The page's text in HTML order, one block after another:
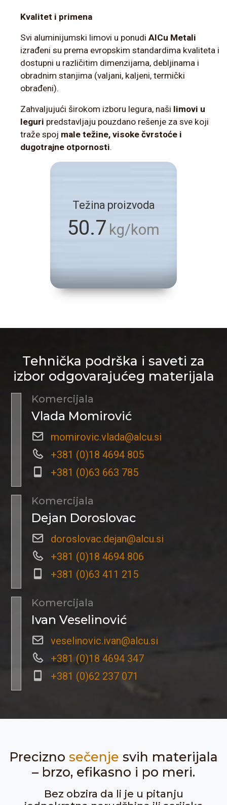
Kvalitet i primena
Svi aluminijumski limovi u ponudi AlCu Metali
izrađeni su prema evropskim standardima kvaliteta i
dostupni u različitim dimenzijama, debljinama i
obradnim stanjima (valjani, kaljeni, termički
obrađeni).
Zahvaljujući širokom izboru legura, naši limovi u
leguri predstavljaju pouzdano rešenje za sve koji
traže spoj male težine, visoke čvrstoće i
dugotrajne otpornosti.
Težina proizvoda
50.7 kg/kom
Tehnička podrška i saveti za
izbor odgovarajućeg materijala
Komercijala
Vlada Momirović
momirovic.vlada@alcu.si
+381 (0)18 4694 805
+381 (0)63 663 785
Komercijala
Dejan Doroslovac
doroslovac.dejan@alcu.si
+381 (0)18 4694 806
+381 (0)63 411 215
Komercijala
Ivan Veselinović
veselinovic.ivan@alcu.si
+381 (0)18 4694 347
+381 (0)62 237 071
Precizno sečenje svih materijala
– brzo, efikasno i po meri.
Bez obzira da li je u pitanju